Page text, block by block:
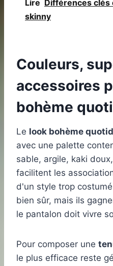
Lire Différences
skinny
Couleurs,
accessoires
bohème
Le look bohème
avec une palette
sable, argile, kaki
facilitent les
d'un style trop
bien sûr, mais ils
le pantalon doit vivre
Pour composer une
le plus efficace reste